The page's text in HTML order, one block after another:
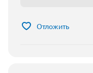
Отложить